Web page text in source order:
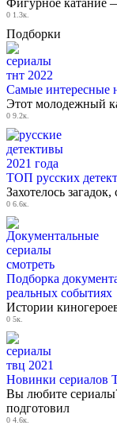
0 1.3к.
Подборки
Самые интересные
Этот молодежный
0 9.2к.
ТОП русских
Захотелось
0 6.6к.
Подборка
реальных событиях
Истории
0 5к.
Новинки сериалов
Вы любите
подготовил
0 4.6к.